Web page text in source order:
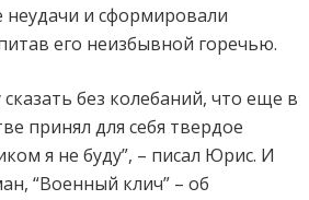
и сформировали
его неизбывной горечью.
без колебаний, что еще в
принял для себя твердое
я не буду”, – писал Юрис. И
“Военный клич” – об